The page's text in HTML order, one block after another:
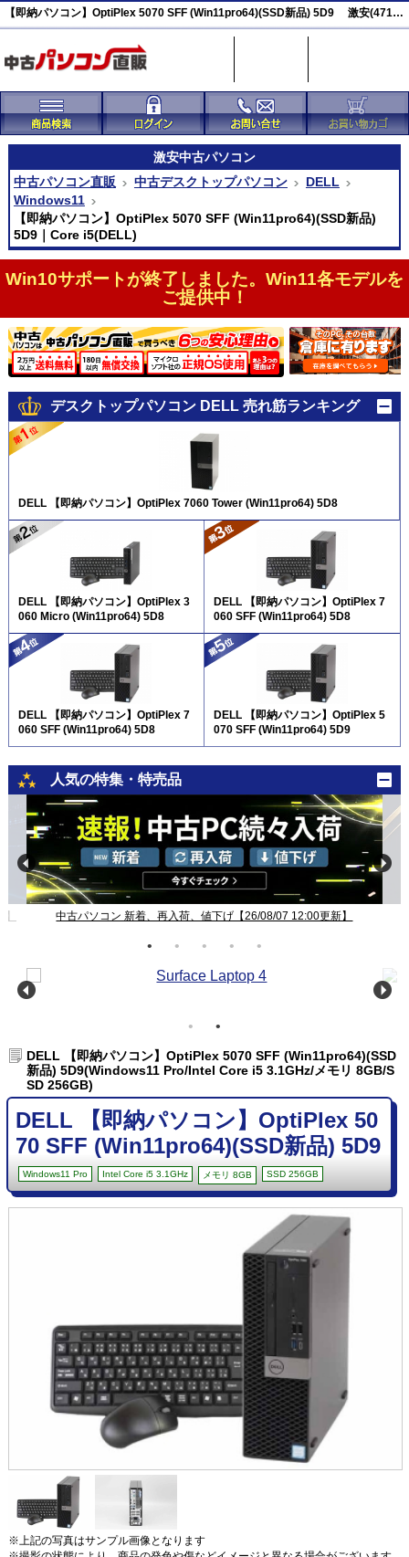
【即納パソコン】OptiPlex 5070 SFF (Win11pro64)(SSD新品) 5D9 激安(47147)
激安中古パソコン
中古パソコン直販
中古デスクトップパソコン
DELL
Windows11
【即納パソコン】OptiPlex 5070 SFF (Win11pro64)(SSD新品)
5D9｜Core i5(DELL)
Win10サポートが終了しました。Win11各モデルを
ご提供中！
デスクトップパソコン DELL 売れ筋ランキング
DELL 【即納パソコン】OptiPlex 7060 Tower (Win11pro64) 5D8
DELL 【即納パソコン】OptiPlex 3
060 Micro (Win11pro64) 5D8
DELL 【即納パソコン】OptiPlex 7
060 SFF (Win11pro64) 5D8
DELL 【即納パソコン】OptiPlex 7
060 SFF (Win11pro64) 5D8
DELL 【即納パソコン】OptiPlex 5
070 SFF (Win11pro64) 5D9
人気の特集・特売品
Windows11ノート一覧【26/08/07 12:00更新】
DELL 【即納パソコン】OptiPlex 5070 SFF (Win11pro64)(SSD
新品) 5D9(Windows11 Pro/Intel Core i5 3.1GHz/メモリ 8GB/S
SD 256GB)
DELL 【即納パソコン】OptiPlex 50
70 SFF (Win11pro64)(SSD新品) 5D9
Windows11 Pro Intel Core i5 3.1GHz メモリ 8GB SSD 256GB
※上記の写真はサンプル画像となります